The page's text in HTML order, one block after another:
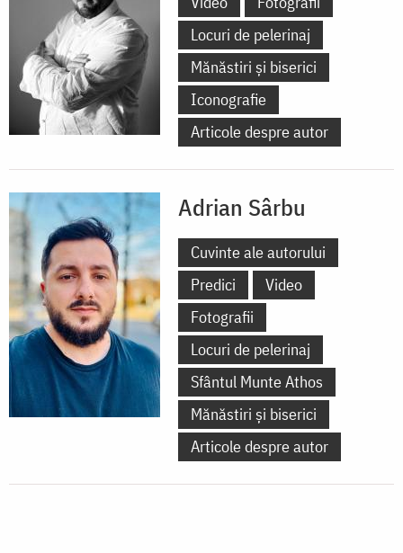
Locuri de pelerinaj
Mănăstiri și biserici
Iconografie
Articole despre autor
Adrian Sârbu
Cuvinte ale autorului
Predici
Video
Fotografii
Locuri de pelerinaj
Sfântul Munte Athos
Mănăstiri și biserici
Articole despre autor